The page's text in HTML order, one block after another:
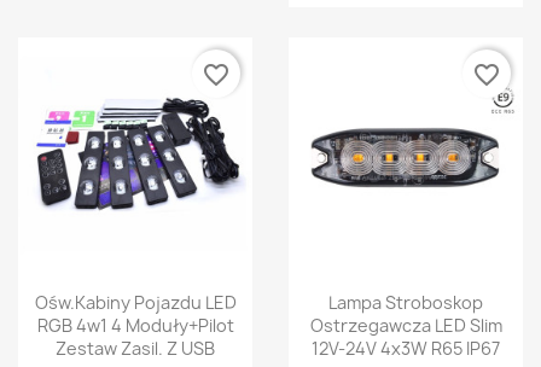
Ośw.kabiny Pojazdu LED
RGB 4w1 4 Moduły+pilot
Zestaw Zasil. Z USB
favorite_border
Lampa Stroboskop
Ostrzegawcza LED Slim
12V-24V 4x3W R65 IP67
favorite_border